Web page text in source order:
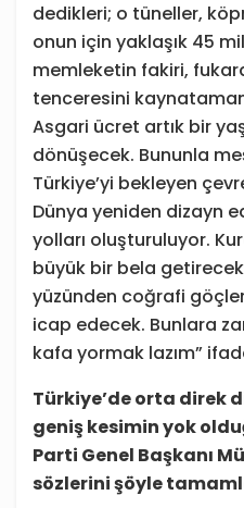
dedikleri; o tüneller,
onun için yaklaşık 45
memleketin fakiri,
tenceresini
Asgari ücret artık bir
dönüşecek. Bununla
Türkiye’yi bekleyen
Dünya yeniden dizayn
yolları oluşturuluyor.
büyük bir bela
yüzünden coğrafi
icap edecek. Bunlara
kafa yormak lazım”
Türkiye’de orta direk
geniş kesimin yok
Parti Genel Başkanı
sözlerini şöyle